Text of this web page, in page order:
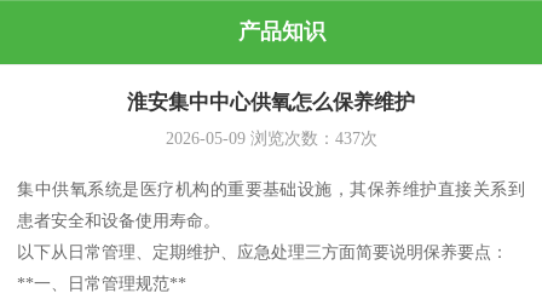
产品知识
淮安集中中心供氧怎么保养维护
2026-05-09浏览次数： 437次
集中供氧系统是医疗机构的重要基础设施，其保养维护直接关系到
患者安全和设备使用寿命。
以下从日常管理、定期维护、应急处理三方面简要说明保养要点：
**一、日常管理规范**